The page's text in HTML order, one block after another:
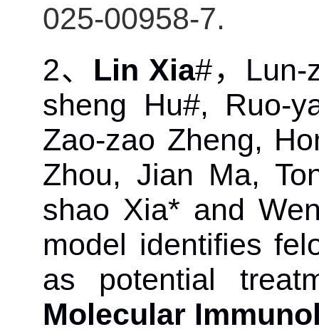
025-00958-7.
2、 Lin Xia#， Lun-
sheng Hu#, Ruo-
Zao-zao Zheng,
Zhou, Jian Ma,
shao Xia* and
model identifies
as potential
Molecular